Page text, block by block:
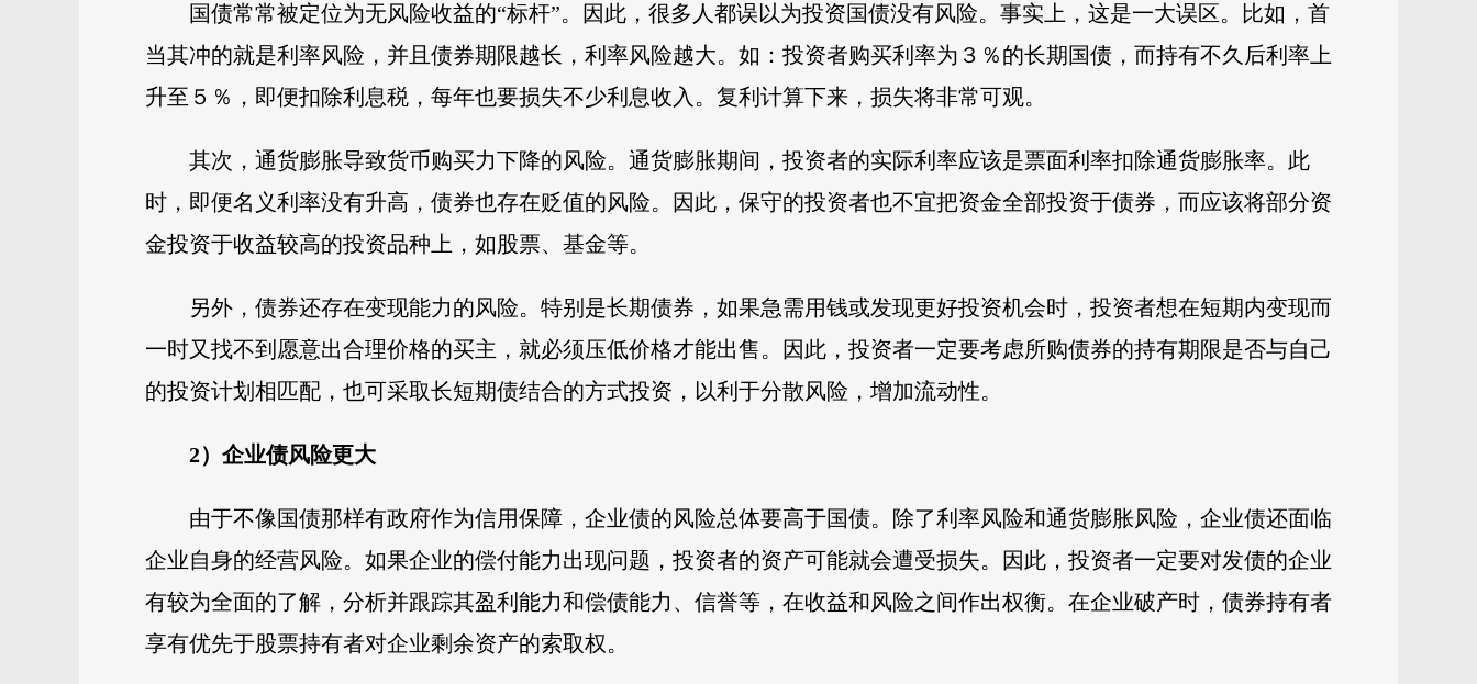
国债常常被定位为无风险收益的“标杆”。因此，很多人都误以为投资国债没有风险。事实上，这是一大误区。比如，首
当其冲的就是利率风险，并且债券期限越长，利率风险越大。如：投资者购买利率为３％的长期国债，而持有不久后利率上
升至５％，即便扣除利息税，每年也要损失不少利息收入。复利计算下来，损失将非常可观。
其次，通货膨胀导致货币购买力下降的风险。通货膨胀期间，投资者的实际利率应该是票面利率扣除通货膨胀率。此
时，即便名义利率没有升高，债券也存在贬值的风险。因此，保守的投资者也不宜把资金全部投资于债券，而应该将部分资
金投资于收益较高的投资品种上，如股票、基金等。
另外，债券还存在变现能力的风险。特别是长期债券，如果急需用钱或发现更好投资机会时，投资者想在短期内变现而
一时又找不到愿意出合理价格的买主，就必须压低价格才能出售。因此，投资者一定要考虑所购债券的持有期限是否与自己
的投资计划相匹配，也可采取长短期债结合的方式投资，以利于分散风险，增加流动性。
2）企业债风险更大
由于不像国债那样有政府作为信用保障，企业债的风险总体要高于国债。除了利率风险和通货膨胀风险，企业债还面临
企业自身的经营风险。如果企业的偿付能力出现问题，投资者的资产可能就会遭受损失。因此，投资者一定要对发债的企业
有较为全面的了解，分析并跟踪其盈利能力和偿债能力、信誉等，在收益和风险之间作出权衡。在企业破产时，债券持有者
享有优先于股票持有者对企业剩余资产的索取权。